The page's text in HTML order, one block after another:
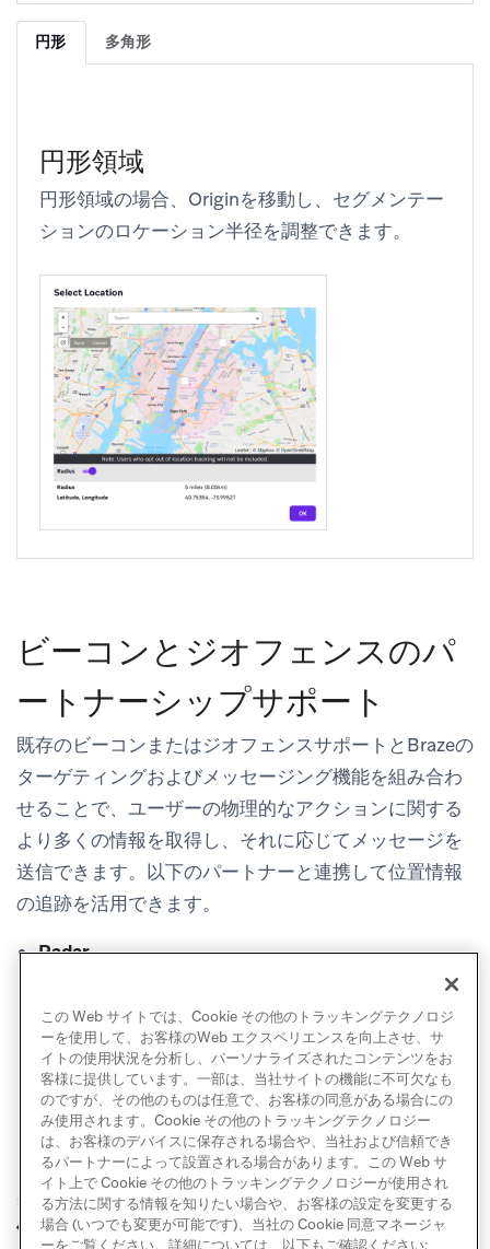
円形 多角形
円形領域
円形領域の場合、Originを移動し、セグメンテー
ションのロケーション半径を調整できます。
ビーコンとジオフェンスのパ
ートナーシップサポート
既存のビーコンまたはジオフェンスサポートとBrazeの
ターゲティングおよびメッセージング機能を組み合わ
せることで、ユーザーの物理的なアクションに関する
より多くの情報を取得し、それに応じてメッセージを
送信できます。以下のパートナーと連携して位置情報
の追跡を活用できます。
Radar
Foursquare
前へ セグメントインサイ
次へ 正規表現
この Web サイトでは、Cookie その他のトラッキングテクノロジ
ーを使用して、お客様のWeb エクスペリエンスを向上させ、サ
イトの使用状況を分析し、パーソナライズされたコンテンツをお
客様に提供しています。一部は、当社サイトの機能に不可欠なも
のですが、その他のものは任意で、お客様の同意がある場合にの
み使用されます。Cookie その他のトラッキングテクノロジー
は、お客様のデバイスに保存される場合や、当社および信頼でき
るパートナーによって設置される場合があります。この Web サ
イト上で Cookie その他のトラッキングテクノロジーが使用され
る方法に関する情報を知りたい場合や、お客様の設定を変更する
場合 (いつでも変更が可能です)、当社の Cookie 同意マネージャ